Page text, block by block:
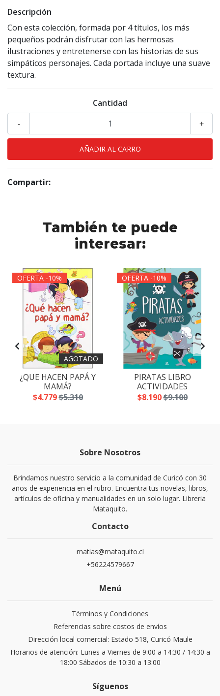
Descripción
Con esta colección, formada por 4 títulos, los más
pequeños podrán disfrutar con las hermosas
ilustraciones y entretenerse con las historias de sus
simpáticos personajes. Cada portada incluye una suave
textura.
Cantidad
+
-
Compartir:
También te puede
interesar:
OFERTA -10%
AGOTADO
¿QUE HACEN PAPÁ Y
MAMÁ?
$4.779$5.310
OFERTA -10%
PIRATAS LIBRO
ACTIVIDADES
$8.190$9.100
Sobre Nosotros
Brindamos nuestro servicio a la comunidad de Curicó con 30
años de experiencia en el rubro. Encuentra tus novelas, libros,
artículos de oficina y manualidades en un solo lugar. Libreria
Mataquito.
Contacto
matias@mataquito.cl
+56224579667
Menú
Términos y Condiciones
Referencias sobre costos de envíos
Dirección local comercial: Estado 518, Curicó Maule
Horarios de atención: Lunes a Viernes de 9:00 a 14:30 / 14:30 a
18:00 Sábados de 10:30 a 13:00
Síguenos